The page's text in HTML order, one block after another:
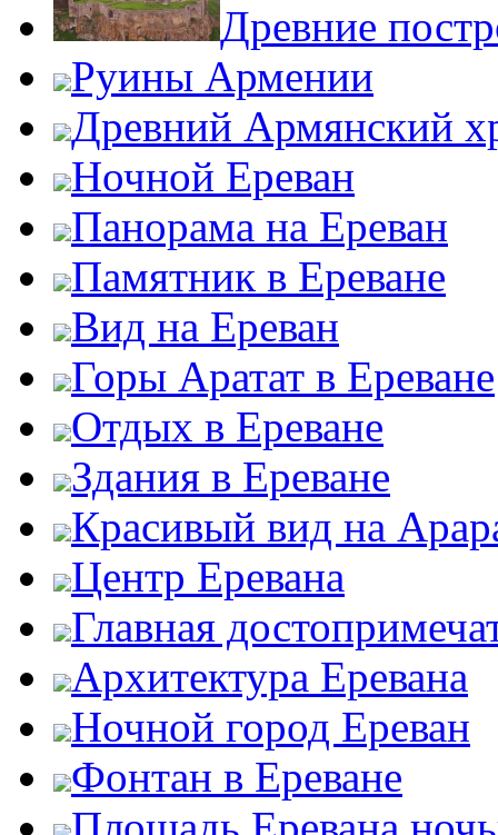
Древние
Руины Армении
Древний Армянский
Ночной Ереван
Панорама на Ереван
Памятник в Ереване
Вид на Ереван
Горы Аратат в Ереване
Отдых в Ереване
Здания в Ереване
Красивый вид на
Центр Еревана
Главная
Архитектура Еревана
Ночной город Ереван
Фонтан в Ереване